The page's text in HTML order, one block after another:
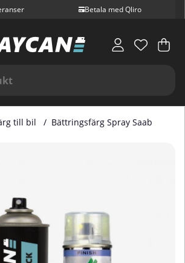
Betala med Qliro
.
till bil Bättringsfärg Spray Saab